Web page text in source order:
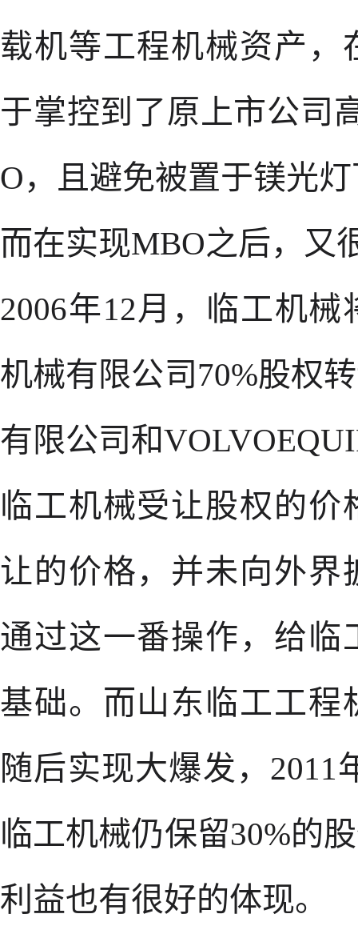
载机等工程机械资产，
于掌控到了原上市公司
O，且避免被置于镁光
而在实现MBO之后，又
2006年12月，临工机
机械有限公司70%股权
有限公司和
临工机械受让股权的
让的价格，并未向外界
通过这一番操作，给临
基础。而山东临工工程
随后实现大爆发，2011
临工机械仍保留30%的
利益也有很好的体现。